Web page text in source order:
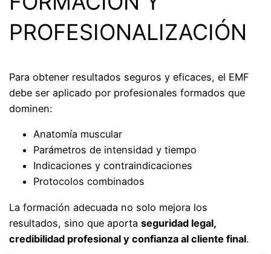
PROFESIONALIZACIÓN
Para obtener resultados seguros y eficaces, el EMF
debe ser aplicado por profesionales formados que
dominen:
Anatomía muscular
Parámetros de intensidad y tiempo
Indicaciones y contraindicaciones
Protocolos combinados
La formación adecuada no solo mejora los
resultados, sino que aportaseguridad legal,
credibilidad profesional y confianza al cliente final.